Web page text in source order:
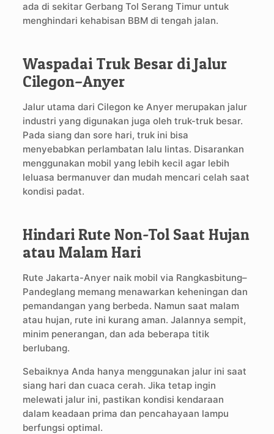
ada di sekitar Gerbang Tol Serang Timur untuk
menghindari kehabisan BBM di tengah jalan.
Waspadai Truk Besar di Jalur
Cilegon–Anyer
Jalur utama dari Cilegon ke Anyer merupakan jalur
industri yang digunakan juga oleh truk-truk besar.
Pada siang dan sore hari, truk ini bisa
menyebabkan perlambatan lalu lintas. Disarankan
menggunakan mobil yang lebih kecil agar lebih
leluasa bermanuver dan mudah mencari celah saat
kondisi padat.
Hindari Rute Non-Tol Saat Hujan
atau Malam Hari
Rute Jakarta-Anyer naik mobil via Rangkasbitung–
Pandeglang memang menawarkan keheningan dan
pemandangan yang berbeda. Namun saat malam
atau hujan, rute ini kurang aman. Jalannya sempit,
minim penerangan, dan ada beberapa titik
berlubang.
Sebaiknya Anda hanya menggunakan jalur ini saat
siang hari dan cuaca cerah. Jika tetap ingin
melewati jalur ini, pastikan kondisi kendaraan
dalam keadaan prima dan pencahayaan lampu
berfungsi optimal.